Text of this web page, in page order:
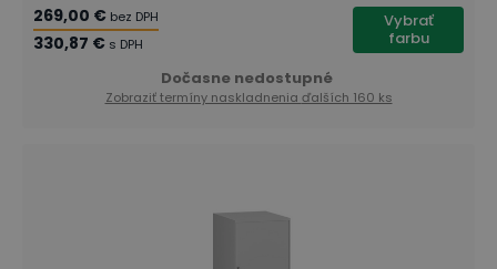
269,00 € bez DPH
330,87 € s DPH
Vybrať
farbu
Dočasne nedostupné
Zobraziť termíny naskladnenia ďalších 160 ks